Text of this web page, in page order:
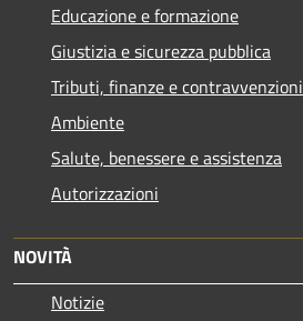
Educazione e formazione
Giustizia e sicurezza pubblica
Tributi, finanze e contravvenzioni
Ambiente
Salute, benessere e assistenza
Autorizzazioni
NOVITÀ
Notizie